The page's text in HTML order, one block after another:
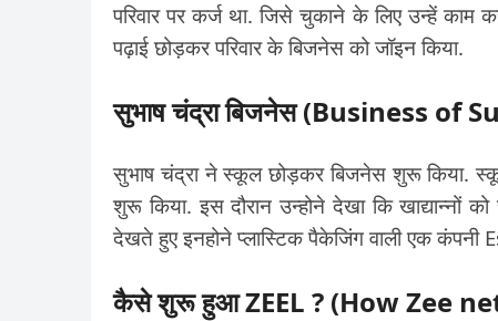
परिवार पर कर्ज था. जिसे चुकाने के लिए उन्हें
पढ़ाई छोड़कर परिवार के बिजनेस को जॉइन किया.
सुभाष चंद्रा बिजनेस (Business of
सुभाष चंद्रा ने स्कूल छोड़कर बिजनेस शुरू किया.
शुरू किया. इस दौरान उन्होने देखा कि
देखते हुए इनहोने प्लास्टिक पैकेजिंग वाली एक
कैसे शुरू हुआ ZEEL ? (How Zee